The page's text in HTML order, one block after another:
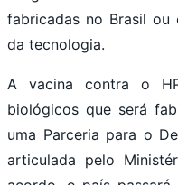
fabricadas no Brasil ou
da tecnologia.
A vacina contra o
biológicos que será
uma Parceria para o
articulada pelo